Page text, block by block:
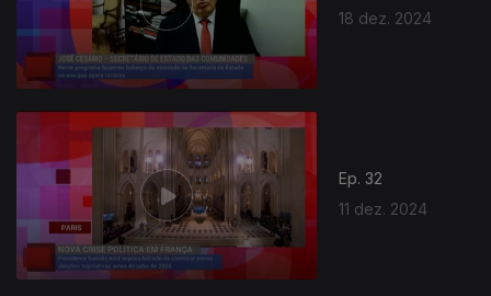
18 dez. 2024
Ep. 32
11 dez. 2024